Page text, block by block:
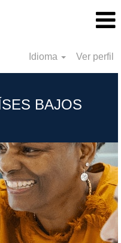
Idioma Ver perfil
BAJOS